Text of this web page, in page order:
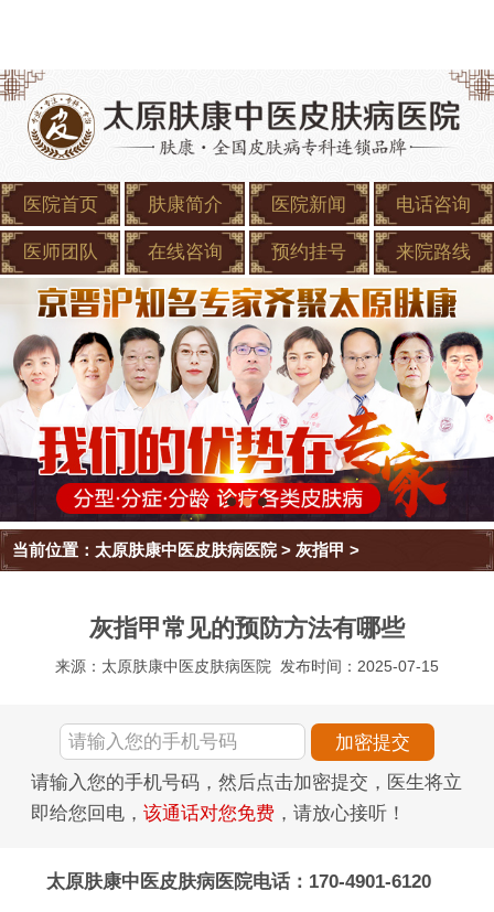
医院首页 肤康简介 医院新闻 电话咨询
医师团队 在线咨询 预约挂号 来院路线
当前位置： 太原肤康中医皮肤病医院> 灰指甲 >
灰指甲常见的预防方法有哪些
来源：太原肤康中医皮肤病医院 发布时间：2025-07-15
请输入您的手机号码，然后点击加密提交，医生将立
即给您回电， 该通话对您免费 ，请放心接听！
太原肤康中医皮肤病医院电话：170-4901-6120